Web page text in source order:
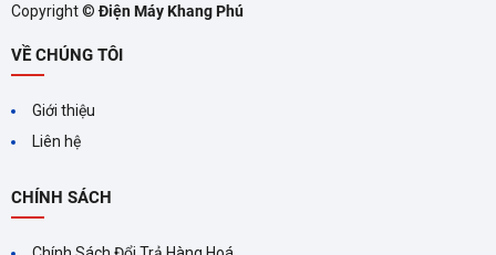
Copyright ©Điện Máy Khang Phú
VỀ CHÚNG TÔI
Giới thiệu
Liên hệ
CHÍNH SÁCH